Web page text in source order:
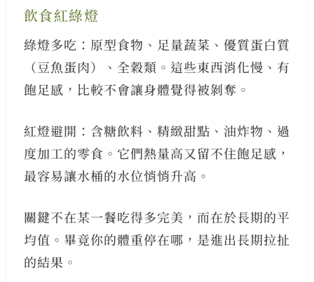
飲食紅綠燈
綠燈多吃：原型食物、足量蔬菜、優質蛋白質
（豆魚蛋肉）、全穀類。這些東西消化慢、有
飽足感，比較不會讓身體覺得被剝奪。
紅燈避開：含糖飲料、精緻甜點、油炸物、過
度加工的零食。它們熱量高又留不住飽足感，
最容易讓水桶的水位悄悄升高。
關鍵不在某一餐吃得多完美，而在於長期的平
均值。畢竟你的體重停在哪，是進出長期拉扯
的結果。